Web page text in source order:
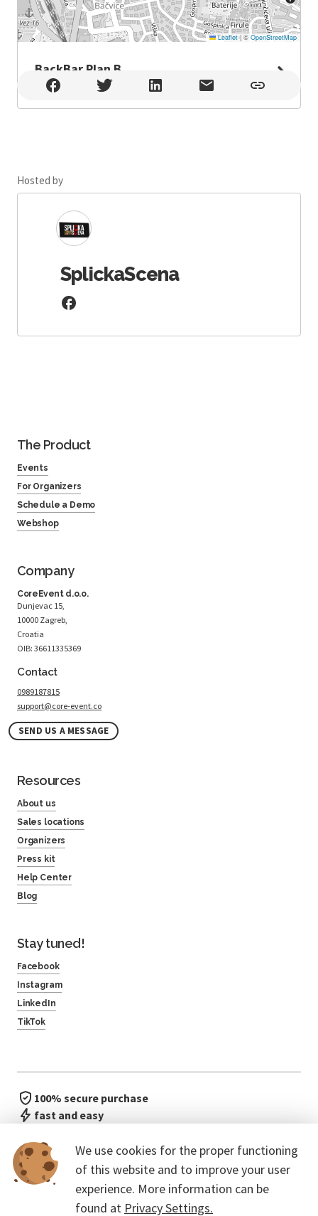
Leaflet |© OpenStreetMap
BackBar Plan B
BackBar Plan B , Split
Hosted by
SplickaScena
We use cookies for the proper functioning
of this website and to improve your user
experience. More information can be
found at Privacy Settings.
The Product
Events
For Organizers
Schedule a Demo
Webshop
Company
CoreEvent d.o.o.
Dunjevac 15,
10000 Zagreb,
Croatia
OIB: 36611335369
Contact
0989187815
support@core-event.co
SEND US A MESSAGE
Resources
About us
Sales locations
Organizers
Press kit
Help Center
Blog
Stay tuned!
Facebook
Instagram
LinkedIn
TikTok
100% secure purchase
fast and easy